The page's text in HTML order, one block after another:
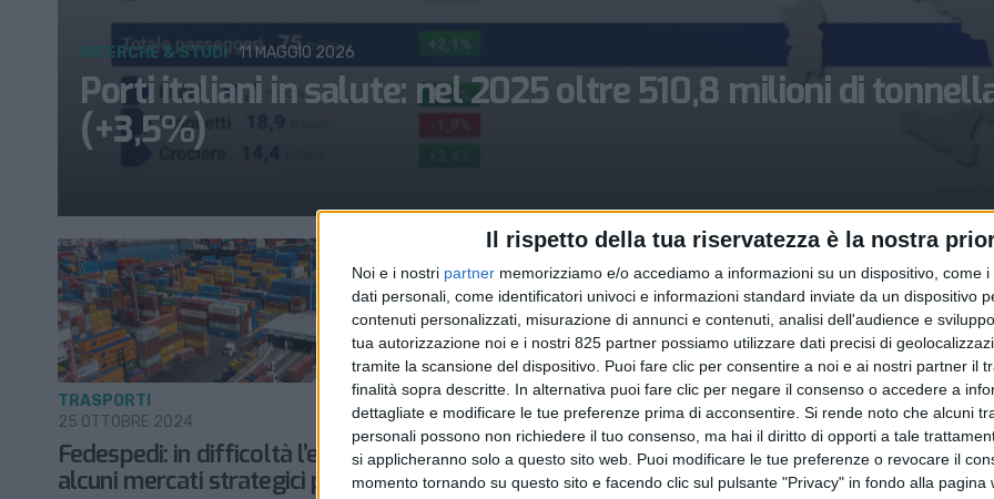
Il rispetto della tua riservatezza è la nostra
Noi e i nostri partner memorizziamo e/o accediamo a informazioni su un dispositivo, come
dati personali, come identificatori univoci e informazioni standard inviate da un dispositivo
contenuti personalizzati, misurazione di annunci e contenuti, analisi dell'audience e
tua autorizzazione noi e i nostri 825 partner possiamo utilizzare dati precisi di
tramite la scansione del dispositivo. Puoi fare clic per consentire a noi e ai nostri partner il
finalità sopra descritte. In alternativa puoi fare clic per negare il consenso o accedere a
dettagliate e modificare le tue preferenze prima di acconsentire. Si rende noto che alcuni
personali possono non richiedere il tuo consenso, ma hai il diritto di opporti a tale
si applicheranno solo a questo sito web. Puoi modificare le tue preferenze o revocare il
momento tornando su questo sito e facendo clic sul pulsante "Privacy" in fondo alla pagina
Porti italiani in salute: nel 2025 oltre 510,8 milioni di
(+3,5%)
RICERCHE & STUDI 11 MAGGIO 2026
Fedespedi: in difficoltà l’export verso
alcuni mercati strategici per l’Italia
TRASPORTI
25 OTTOBRE 2024